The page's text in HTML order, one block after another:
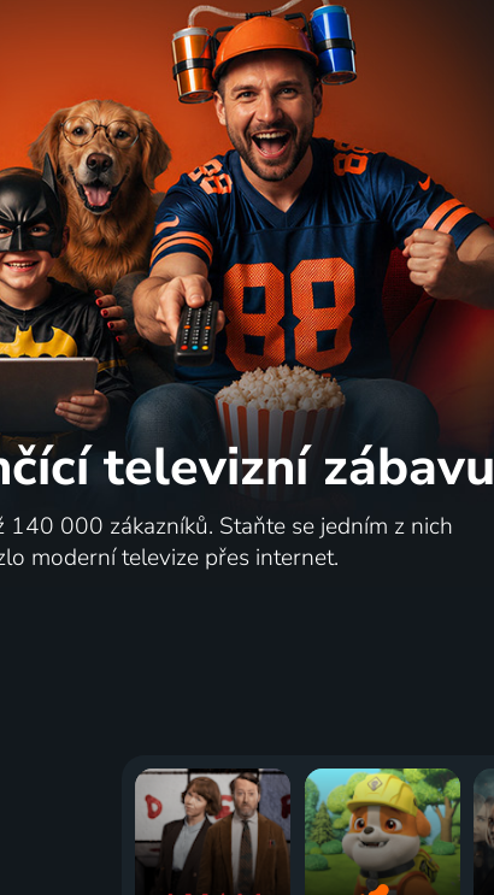
televizní zábavu
140 000 zákazníků. Staňte se jedním z nich
moderní televize přes internet.